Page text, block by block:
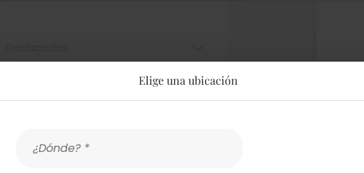
Elige una ubicación
¿Dónde? *